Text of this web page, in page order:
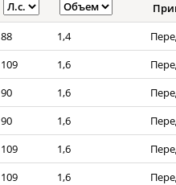
88 1,4
109 1,6
90 1,6
90 1,6
109 1,6
109 1,6